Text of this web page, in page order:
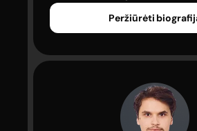
Peržiūrėti